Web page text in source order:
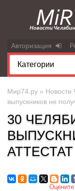
Авторизация
Мир74.ру » Новости
выпускников не
30